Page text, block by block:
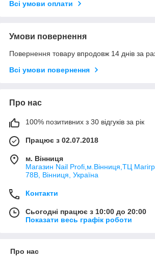
Всі умови оплати
Умови повернення
Повернення товару впродовж 14 днів за
Всі умови повернення
Про нас
100% позитивних з 30 відгуків за рік
Працює з 02.07.2018
м. Вінниця
Магазин Nail Profi,м.Вінниця,ТЦ
78В, Вінниця, Україна
Контакти
Сьогодні працює з 10:00 до 20:00
Показати весь графік роботи
Про нас